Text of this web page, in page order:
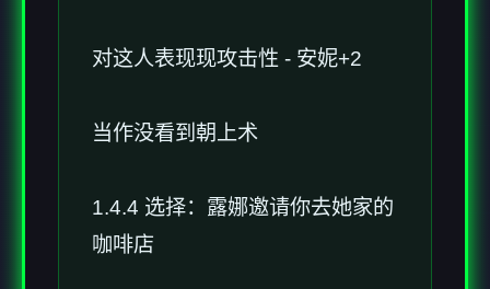
对这人表现现攻击性 - 安妮+2
当作没看到朝上术
1.4.4 选择：露娜邀请你去她家的
咖啡店